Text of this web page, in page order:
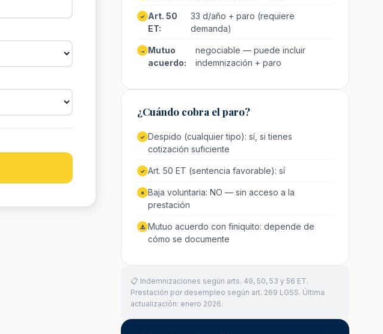
✓ Art. 50
ET:
33 d/año + paro (requiere
demanda)
→
Mutuo
acuerdo:
negociable — puede incluir
indemnización + paro
¿Cuándo cobra el paro?
✓ Despido (cualquier tipo): sí, si tienes
cotización suficiente
✓ Art. 50 ET (sentencia favorable): sí
✗ Baja voluntaria: NO — sin acceso a la
prestación
⚠️ Mutuo acuerdo con finiquito: depende de
cómo se documente
📋 Indemnizaciones según arts. 49, 50, 53 y 56 ET.
Prestación por desempleo según art. 269 LGSS. Última
actualización: enero 2026.